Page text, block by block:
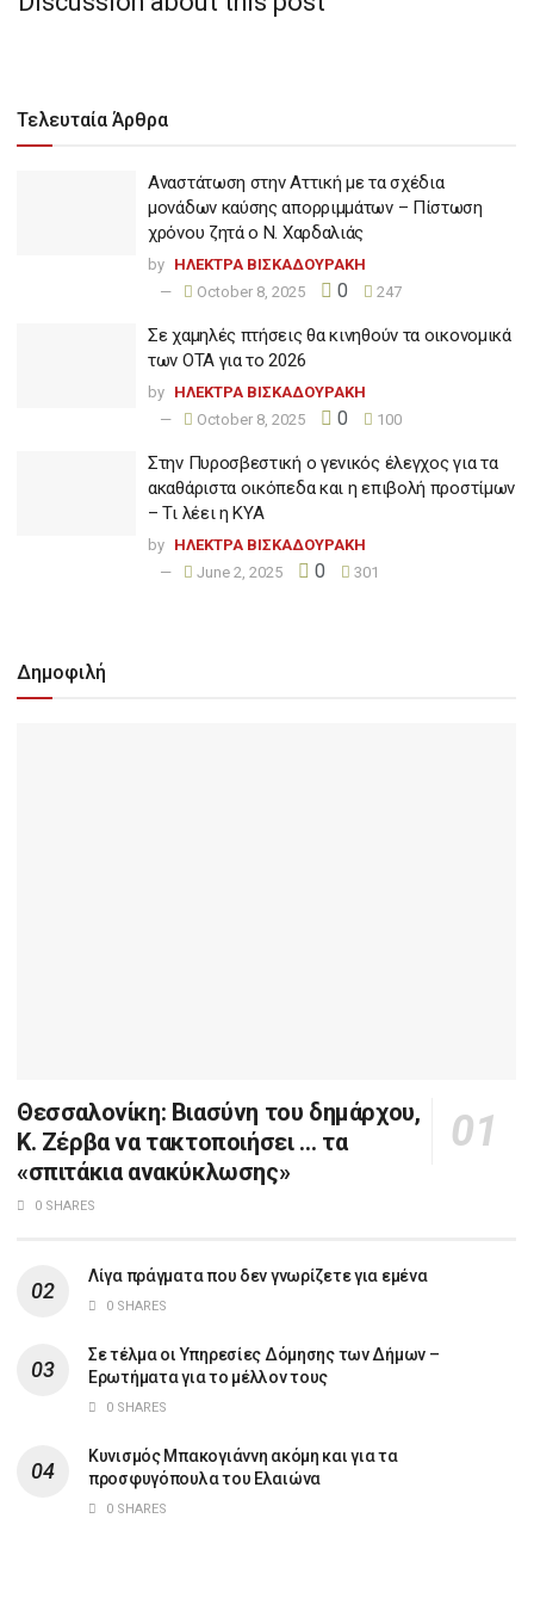
Τελευταία Άρθρα
Αναστάτωση στην Αττική με τα σχέδια
μονάδων καύσης απορριμμάτων – Πίστωση
χρόνου ζητά ο Ν. Χαρδαλιάς
by ΗΛΕΚΤΡΑ ΒΙΣΚΑΔΟΥΡΑΚΗ
October 8, 2025
0 247
Σε χαμηλές πτήσεις θα κινηθούν τα οικονομικά
των ΟΤΑ για το 2026
by ΗΛΕΚΤΡΑ ΒΙΣΚΑΔΟΥΡΑΚΗ
October 8, 2025
0 100
Στην Πυροσβεστική ο γενικός έλεγχος για τα
ακαθάριστα οικόπεδα και η επιβολή προστίμων
– Τι λέει η ΚΥΑ
by ΗΛΕΚΤΡΑ ΒΙΣΚΑΔΟΥΡΑΚΗ
June 2, 2025
0 301
Δημοφιλή
Θεσσαλονίκη: Βιασύνη του δημάρχου,
Κ. Ζέρβα να τακτοποιήσει … τα
«σπιτάκια ανακύκλωσης»
0 SHARES
Λίγα πράγματα που δεν γνωρίζετε για εμένα
0 SHARES
Σε τέλμα οι Υπηρεσίες Δόμησης των Δήμων –
Ερωτήματα για το μέλλον τους
0 SHARES
Κυνισμός Μπακογιάννη ακόμη και για τα
προσφυγόπουλα του Ελαιώνα
0 SHARES